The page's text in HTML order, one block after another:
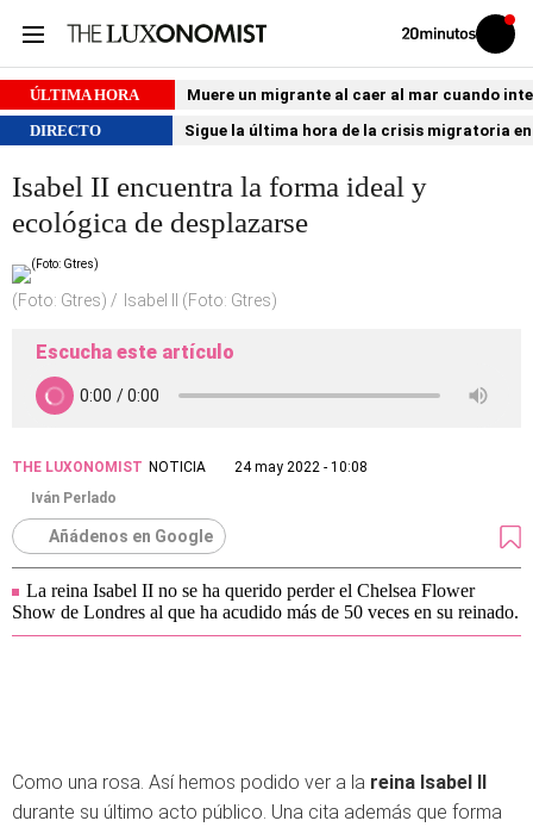
Volver
Iniciar
sesión
ÚLTIMA HORA
Muere un migrante al caer al mar cuando
DIRECTO
Sigue la última hora de la crisis migratoria
Isabel II encuentra la forma ideal y
ecológica de desplazarse
(Foto: Gtres) Isabel II (Foto: Gtres)
Escucha este artículo
THE LUXONOMIST NOTICIA
24 may 2022 - 10:08
Iván Perlado
Añádenos en Google
La reina Isabel II no se ha querido perder el Chelsea Flower
Show de Londres al que ha acudido más de 50 veces en su reinado.
Como una rosa. Así hemos podido ver a la reina Isabel II
durante su último acto público. Una cita además que forma